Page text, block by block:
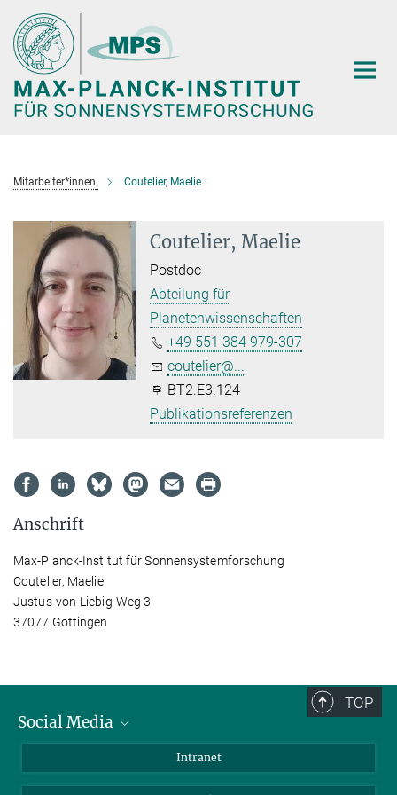
Hauptinhalt
Mitarbeiter*innen Coutelier, Maelie
Coutelier, Maelie
Postdoc
Abteilung für
Planetenwissenschaften
+49 551 384 979-307
coutelier@...
BT2.E3.124
Publikationsreferenzen
Anschrift
Max-Planck-Institut für Sonnensystemforschung
Coutelier, Maelie
Justus-von-Liebig-Weg 3
37077 Göttingen
TOP
Social Media
Facebook
Intranet